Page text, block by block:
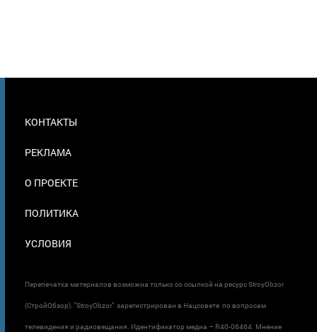
В
КОНТАКТЫ
РЕКЛАМА
О ПРОЕКТЕ
ПОЛИТИКА
УСЛОВИЯ
Перепечатка материалов возможна только со ссылкой на ресурс StroyObzor
(СтройОбзор). "StroyObzor" зарегистрирован в Нацсовете по вопросам
телевидения и радиовещания. Идентификатор медиа – R40-06464. Мнение